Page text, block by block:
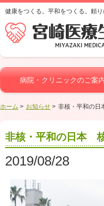
健康をつくる。平和をつくる。頼り
病院・クリニックのご案
ホーム お知らせ 非核・平和の日
非核・平和の日本
2019/08/28